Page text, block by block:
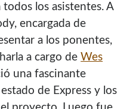
sobre mi
los asistentes. A
encargada de
a los ponentes,
a cargo deWes
una fascinante
de Express y los